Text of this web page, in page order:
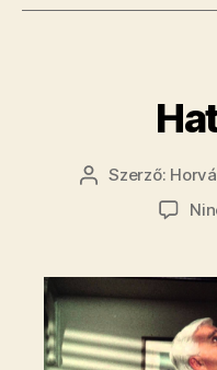
Bejegyzés
Szerző: